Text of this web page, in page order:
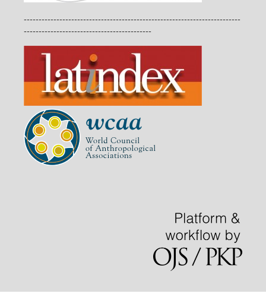
-------------------------------------------------------------------------
-------------------------------------------